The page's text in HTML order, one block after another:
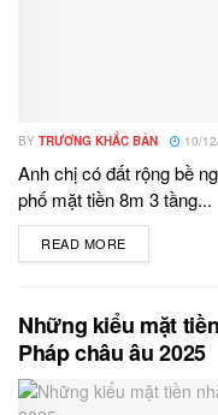
BY TRƯƠNG KHẮC BẢN 10/
Anh chị có đất rộng bề
phố mặt tiền 8m 3 tầng...
READ MORE
Những kiểu mặt
Pháp châu âu 2025